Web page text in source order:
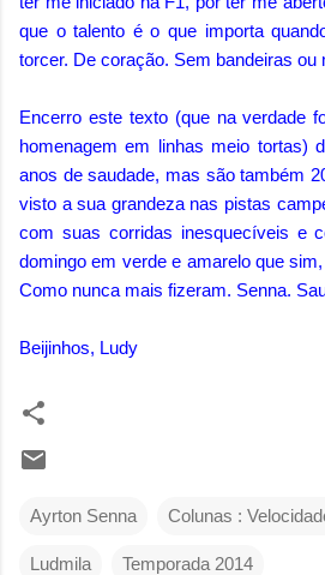
que o talento é o que importa
torcer. De coração. Sem bandeiras ou
Encerro este texto (que na verdade
homenagem em linhas meio tortas)
anos de saudade, mas são também
visto a sua grandeza nas pistas
com suas corridas inesquecíveis e
domingo em verde e amarelo que
Como nunca mais fizeram. Senna.
Beijinhos, Ludy
Ayrton Senna Colunas :
Ludmila Temporada 2014